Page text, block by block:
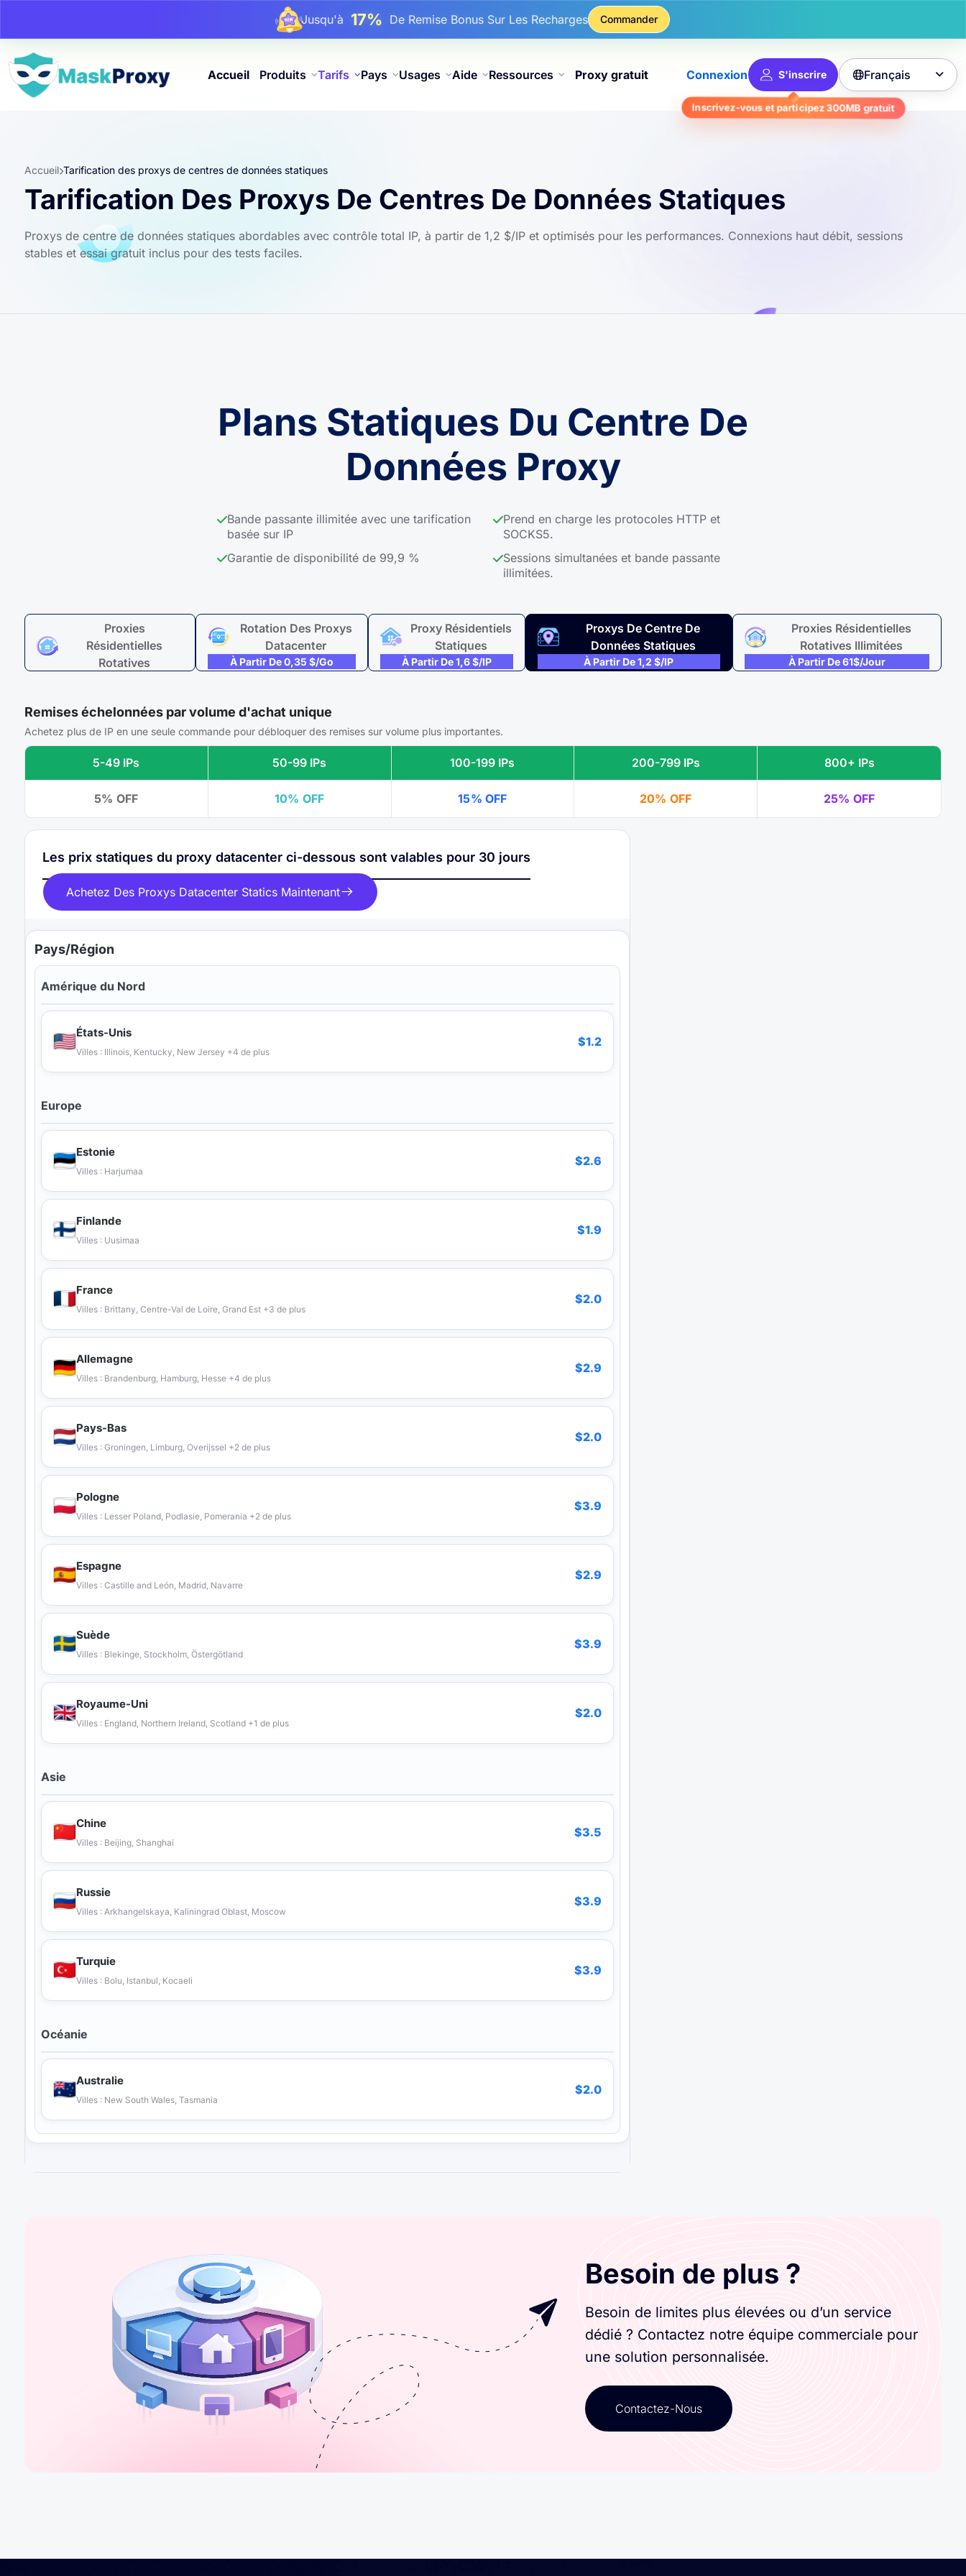
Jusqu'à 17% De Remise Bonus Sur Les Recharges
Jusqu'à25%Remise Sur Les Achats Statiques IP
Commander
Accueil Produits Tarifs Pays Usages Aide Ressources Proxy gratuit Connexion S'inscrire
Inscrivez-vous et participez300MB gratuit
Français 
Accueil Tarification des proxys de centres de données statiques
Tarification Des Proxys De Centres De Données Statiques
Proxys de centre de données statiques abordables avec contrôle total IP, à partir de 1,2 $/IP et optimisés pour les performances. Connexions haut débit, sessions
stables et essai gratuit inclus pour des tests faciles.
Plans Statiques Du Centre De
Données Proxy
Bande passante illimitée avec une tarification
basée sur IP
Prend en charge les protocoles HTTP et
SOCKS5.
Garantie de disponibilité de 99,9 %
Sessions simultanées et bande passante
illimitées.
Proxies
Résidentielles
Rotatives
Rotation Des Proxys
Datacenter
À Partir De 0,35 $/Go
Proxy Résidentiels
Statiques
À Partir De 1,6 $/IP
Proxys De Centre De
Données Statiques
À Partir De 1,2 $/IP
Proxies Résidentielles
Rotatives Illimitées
À Partir De 61$/jour
Remises échelonnées par volume d'achat unique
Achetez plus de IP en une seule commande pour débloquer des remises sur volume plus importantes.
5-49 IPs
5% OFF
50-99 IPs
10% OFF
100-199 IPs
15% OFF
200-799 IPs
20% OFF
800+ IPs
25% OFF
Les prix statiques du proxy datacenter ci-dessous sont valables pour 30 jours
Achetez Des Proxys Datacenter Statics Maintenant
Besoin de plus ?
Besoin de limites plus élevées ou d’un service
dédié ? Contactez notre équipe commerciale pour
une solution personnalisée.
Contactez-Nous